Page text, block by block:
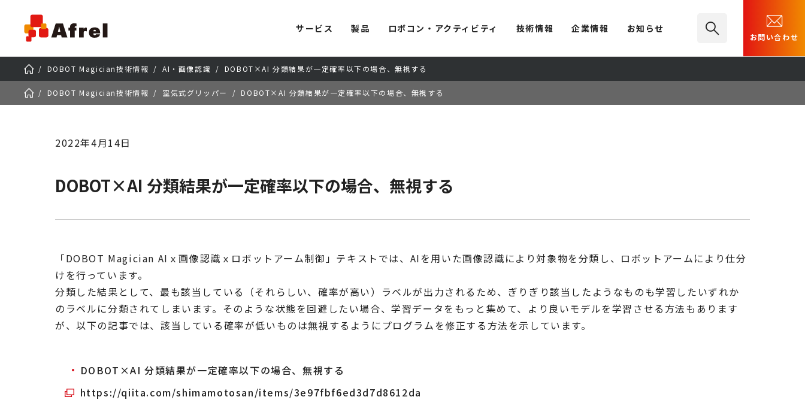
サービス 製品 ロボコン・アクティビティ 技術情報 企業情報 お知らせ
お問い合わせ
DOBOT Magician技術情報 AI・画像認識 DOBOT×AI 分類結果が一定確率以下の場合、無視する
DOBOT Magician技術情報 空気式グリッパー DOBOT×AI 分類結果が一定確率以下の場合、無視する
2022年4月14日
DOBOT×AI 分類結果が一定確率以下の場合、無視する
「DOBOT Magician AIｘ画像認識ｘロボットアーム制御」テキストでは、AIを用いた画像認識により対象物を分類し、ロボットアームにより仕分
けを行っています。
分類した結果として、最も該当している（それらしい、確率が高い）ラベルが出力されるため、ぎりぎり該当したようなものも学習したいずれか
のラベルに分類されてしまいます。そのような状態を回避したい場合、学習データをもっと集めて、より良いモデルを学習させる方法もあります
が、以下の記事では、該当している確率が低いものは無視するようにプログラムを修正する方法を示しています。
DOBOT×AI 分類結果が一定確率以下の場合、無視する
https://qiita.com/shimamotosan/items/3e97fbf6ed3d7d8612da